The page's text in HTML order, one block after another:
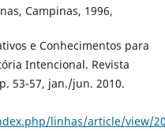
Campinas, 1996,
e Conhecimentos para
Intencional. Revista
53-57, jan./jun. 2010.
linhas/article/view/